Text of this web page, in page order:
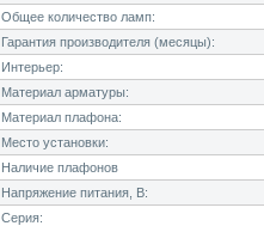
Общее количество ламп:
Гарантия производителя (месяцы):
Интерьер:
Материал арматуры:
Материал плафона:
Место установки:
Наличие плафонов
Напряжение питания, В:
Серия: